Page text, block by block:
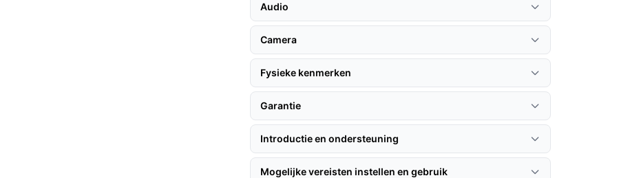
Audio
Camera
Fysieke kenmerken
Garantie
Introductie en ondersteuning
Mogelijke vereisten instellen en gebruik